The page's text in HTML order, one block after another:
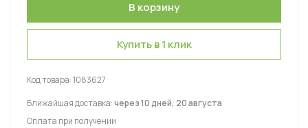
Купить в 1 клик
Код товара:1083627
Ближайшая доставка:через 10 дней, 20 августа
Оплата при получении